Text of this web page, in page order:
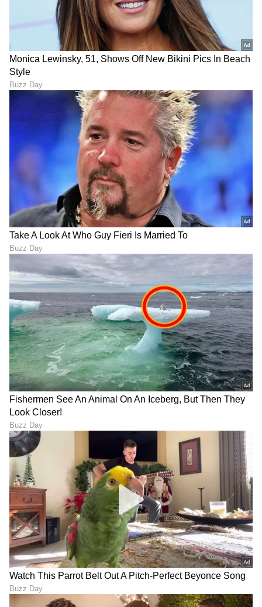
ಮೆಸೇಜ್ ಬದಲಿ ಮಾಡ್ತು ಈ
ಯುವಕನ ಭವಿಷ್ಯ: ಈಗ ₹8 ಕೋಟಿ
ಟರ್ನೋವರ್!
ಕುಣಿಯುತ್ತಿದ್ದ ಬಡ ಮಕ್ಕಳ
ಆಕಾಶಯಾನಕ್ಕಾಗಿ ಇಡೀ
ವಿಮಾನವನ್ನೇ ಬುಕ್ ಮಾಡಿದ
ಭಟ್ಟರ ಹುಡುಗಿ!
4 ಲಕ್ಷ ಸಂಬಳದ ಉದ್ಯೋಗಕ್ಕೆ
'ನೋ'; ಇಂದು 30 ಲಕ್ಷ ಪ್ಯಾಕೇಜ್
ಪಡೆದ ಬೇಬಿ ಬಾಯ್‌
Cloths: ಮಳೆಗಾಲಕ್ಕೆ ಈ ಬಟ್ಟೆಯೇ
ಪರ್ಫೆಕ್ಟ್ ಚಾಯ್ಸ್: ಇದರ ಹಿಂದಿದೆ
ಬಹುಮುಖ್ಯ ಕಾರಣ!
LATEST VIDEOS
"ರಾಜಕೀಯ ಬೇಡ, ಸಿನಿಮಾನೇ ಪ್ರಾಣ":
ಕನಕೋತ್ಸವದಲ್ಲಿ ರಿಷಬ್ ಶೆಟ್ಟಿ | Rishab
Shetty speech | Suvarna News
ಶೇ.50 ರಿಂದ ಶೇ.18 ಕ್ಕೆ TAX ಇಳಿಕೆ: ಮೋದಿ-
ಟ್ರಂಪ್ ಐತಿಹಾಸಿಕ ಒಪ್ಪಂದ | India US
Trade Deal | Party Rounds